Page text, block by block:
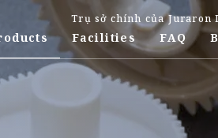
Trụ sở chính của Juraron
Dịch vụ ép phun
Dịch vụ ép phun
Dịch vụ ép phun
Facilities FAQ